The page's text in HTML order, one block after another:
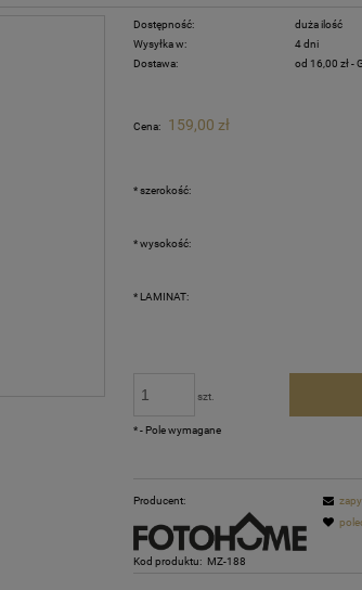
Dostępność:
duża ilość
Wysyłka w:
4 dni
Dostawa:
od 16,00 zł-
płatności
Cena: 159,00 zł
*szerokość:
*wysokość:
*LAMINAT:
szt.
*- Pole wymagane
Producent:
Kod produktu: MZ-188